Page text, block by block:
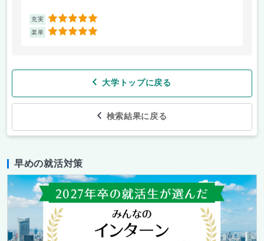
充実 5
楽単 5
大学トップに戻る
検索結果に戻る
早めの就活対策